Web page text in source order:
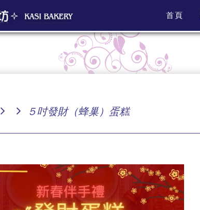
首頁
５吋發財（蜂巢）蛋糕